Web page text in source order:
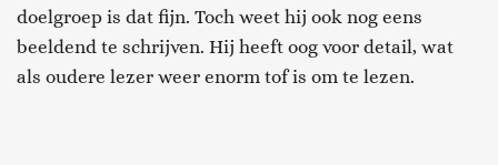
doelgroep is dat fijn. Toch weet hij ook nog eens
beeldend te schrijven. Hij heeft oog voor detail, wat
als oudere lezer weer enorm tof is om te lezen.